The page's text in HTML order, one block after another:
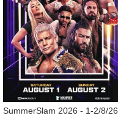
SummerSlam 2026 - 1-2/8/26